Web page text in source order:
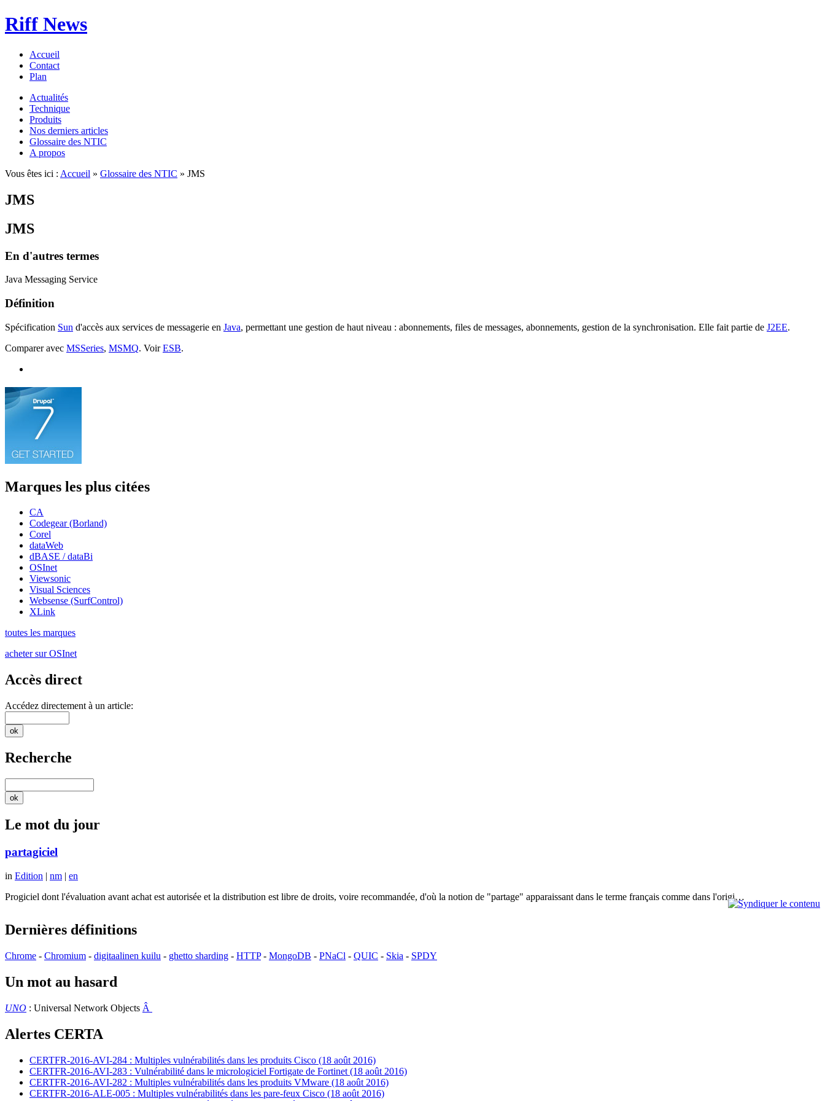
Riff News
Accueil
Contact
Plan
Actualités
Technique
Produits
Nos derniers articles
Glossaire des NTIC
A propos
Vous êtes ici : Accueil » Glossaire des NTIC » JMS
JMS
JMS
En d'autres termes
Java Messaging Service
Définition
Spécification Sun d'accès aux services de messagerie en Java, permettant une gestion de haut niveau : abonnements, files de messages, abonnements, gestion de la synchronisation. Elle fait partie de J2EE.
Comparer avec MSSeries, MSMQ. VoirESB.
Marques les plus citées
CA
Codegear (Borland)
Corel
dataWeb
dBASE / dataBi
OSInet
Viewsonic
Visual Sciences
Websense (SurfControl)
XLink
toutes les marques
acheter sur OSInet
Accès direct
Accédez directement à un article:
Recherche
Le mot du jour
partagiciel
in Edition | nm | en
Progiciel dont l'évaluation avant achat est autorisée et la distribution est libre de droits, voire recommandée, d'où la notion de "partage" apparaissant dans le terme français comme dans l'origi…
Dernières définitions
Chrome - Chromium - digitaalinen kuilu - ghetto sharding - HTTP- MongoDB - PNaCl - QUIC - Skia - SPDY
Un mot au hasard
UNO : Universal Network Objects Â
Alertes CERTA
CERTFR-2016-AVI-284 : Multiples vulnérabilités dans les produits Cisco (18 août 2016)
CERTFR-2016-AVI-283 : Vulnérabilité dans le micrologiciel Fortigate de Fortinet (18 août 2016)
CERTFR-2016-AVI-282 : Multiples vulnérabilités dans les produits VMware (18 août 2016)
CERTFR-2016-ALE-005 : Multiples vulnérabilités dans les pare-feux Cisco (18 août 2016)